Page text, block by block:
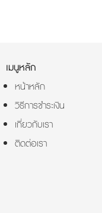
เมนูหลัก
หน้าหลัก
วิธีการชำระเงิน
เกี่ยวกับเรา
ติดต่อเรา